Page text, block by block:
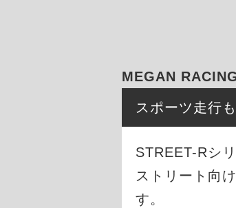
MEGAN
スポーツ走行
STREET-Rシ
ストリート向
す。